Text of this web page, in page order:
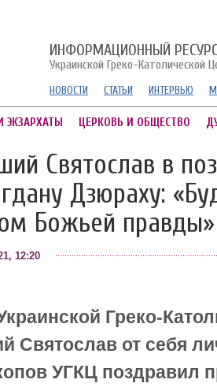
ИНФОРМАЦИОННЫЙ
Украинской Греко-Католической
НОВОСТИ СТАТЬИ ИНТЕРВЬЮ
ЭКЗАРХАТЫ ЦЕРКОВЬ И ОБЩЕСТВО
Святослав в
Дзюраху:
Божьей правды»
12:20
Греко-
Святослав от себя
УГКЦ поздравил